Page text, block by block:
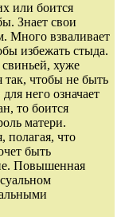
или боится
Знает свои
Много взваливает
избежать стыда.
хуже
так, чтобы не быть
него означает
то боится
матери.
полагая, что
быть
Повышенная